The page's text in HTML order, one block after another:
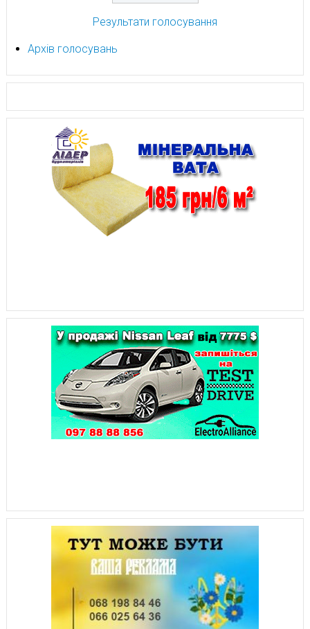
Результати голосування
Архів голосувань